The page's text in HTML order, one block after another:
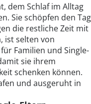
dem Schlaf im Alltag
Sie schöpfen den Tag
die restliche Zeit mit
ist selten von
Familien und Single-
sie ihrem
schenken können.
und ausgeruht in